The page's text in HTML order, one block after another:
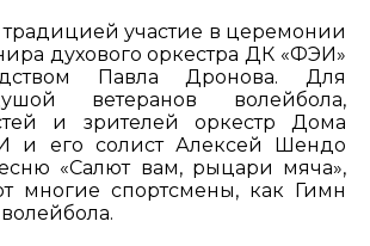
участие в церемонии
духового оркестра ДК «ФЭИ»
Павла Дронова. Для
ветеранов волейбола,
и зрителей оркестр Дома
и его солист Алексей Шендо
«Салют вам, рыцари мяча»,
многие спортсмены, как Гимн